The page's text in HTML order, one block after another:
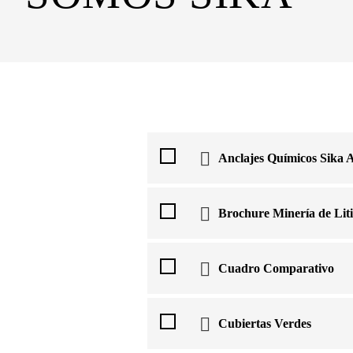
Anclajes Químicos Sika
Brochure Minería de
Cuadro Comparativo
Cubiertas Verdes